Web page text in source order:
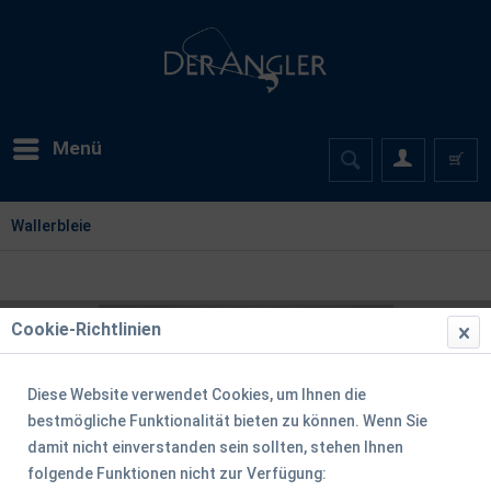
Menü
Wallerbleie
Cookie-Richtlinien
Diese Website verwendet Cookies, um Ihnen die
bestmögliche Funktionalität bieten zu können. Wenn Sie
damit nicht einverstanden sein sollten, stehen Ihnen
folgende Funktionen nicht zur Verfügung: